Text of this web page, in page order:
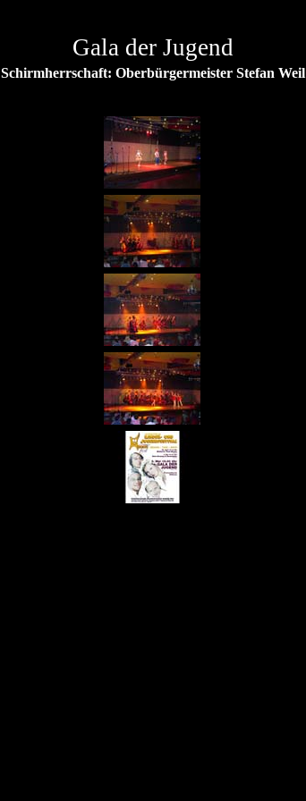
Gala der Jugend
Schirmherrschaft: Oberbürgermeister Stefan Weil